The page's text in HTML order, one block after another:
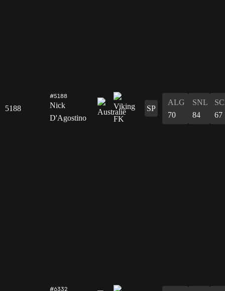
5188
#5188
Nick
D'Agostino
SP
ALG
70
SNL
84
67
#6332